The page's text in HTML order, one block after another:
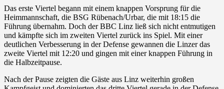
Das erste Viertel begann mit einem knappen Vorsprung für die
Heimmannschaft, die BSG Rübenach/Urbar, die mit 18:15 die
Führung übernahm. Doch der BBC Linz ließ sich nicht entmutigen
und kämpfte sich im zweiten Viertel zurück ins Spiel. Mit einer
deutlichen Verbesserung in der Defense gewannen die Linzer das
zweite Viertel mit 12:20 und gingen mit einer knappen Führung in
die Halbzeitpause.
Nach der Pause zeigten die Gäste aus Linz weiterhin großen